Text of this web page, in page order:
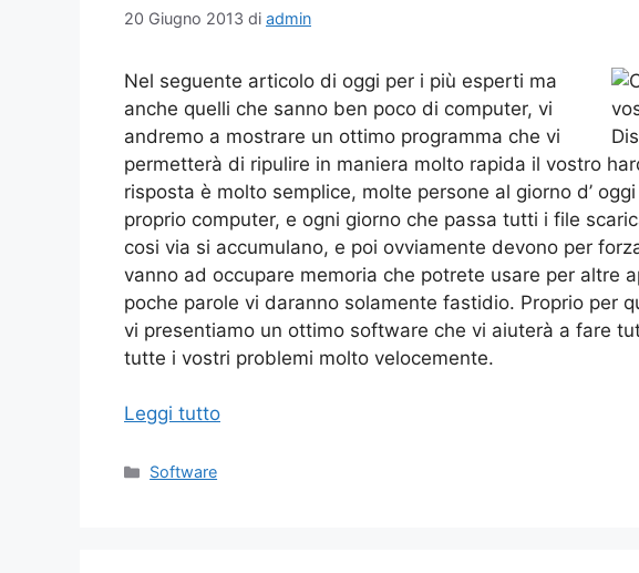
20 Giugno 2013 di admin
Nel seguente articolo di oggi per i più esperti ma
anche quelli che sanno ben poco di computer, vi
andremo a mostrare un ottimo programma che vi
permetterà di ripulire in maniera molto rapida il vostro
risposta è molto semplice, molte persone al giorno d’
proprio computer, e ogni giorno che passa tutti i file
cosi via si accumulano, e poi ovviamente devono per
vanno ad occupare memoria che potrete usare per altre
poche parole vi daranno solamente fastidio. Proprio per
vi presentiamo un ottimo software che vi aiuterà a fare
tutte i vostri problemi molto velocemente.
Leggi tutto
Categorie
Software